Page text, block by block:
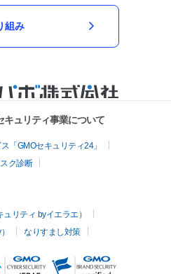
組み
キュリティ事業について
「GMOセキュリティ24」
ク診断
リティ byイエラエ）
なりすまし対策